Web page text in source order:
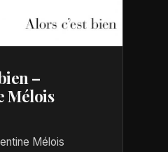
–
Mélois
Mélois